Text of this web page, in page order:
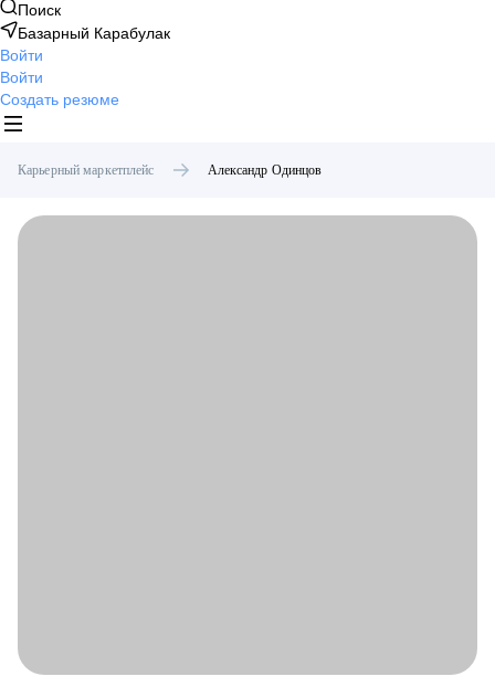
Поиск
Базарный Карабулак
Войти
Войти
Создать резюме
Карьерный маркетплейс Александр Одинцов